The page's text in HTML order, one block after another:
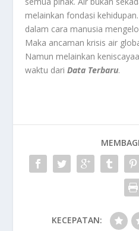
melainkan fondasi
dalam cara manusia
Maka ancaman krisis air
Namun melainkan
waktu dariData Terbaru.
KECEPATAN: